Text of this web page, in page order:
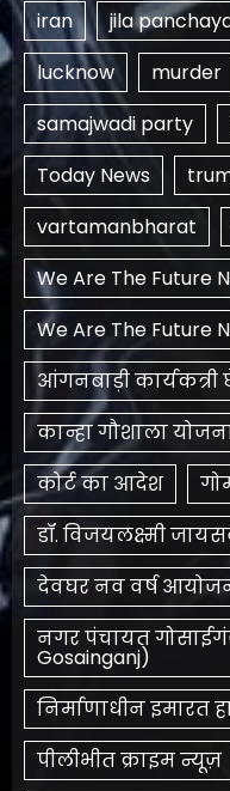
iran
jila
lucknow
murder
samajwadi party
Today News
vartamanbharat
We Are The Future
We Are The Future
आंगनबाड़ी कार्यकत्री
कान्हा गौशाला
कोर्ट का आदेश
डॉ. विजयलक्ष्मी
देवघर नव वर्ष
नगर पंचायत
Gosainganj)
निर्माणाधीन इमारत
पीलीभीत क्राइम न्यूज़